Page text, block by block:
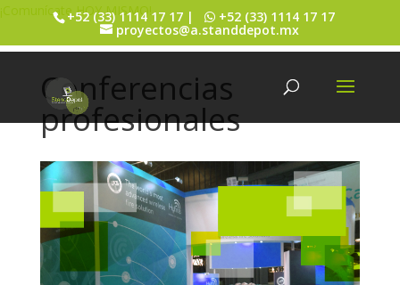
¡Comunícate HOY MISMO!
+52 (33) 1114 17 17 | +52 (33) 1114 17 17
proyectos@a.standdepot.mx
Conferencias
profesionales